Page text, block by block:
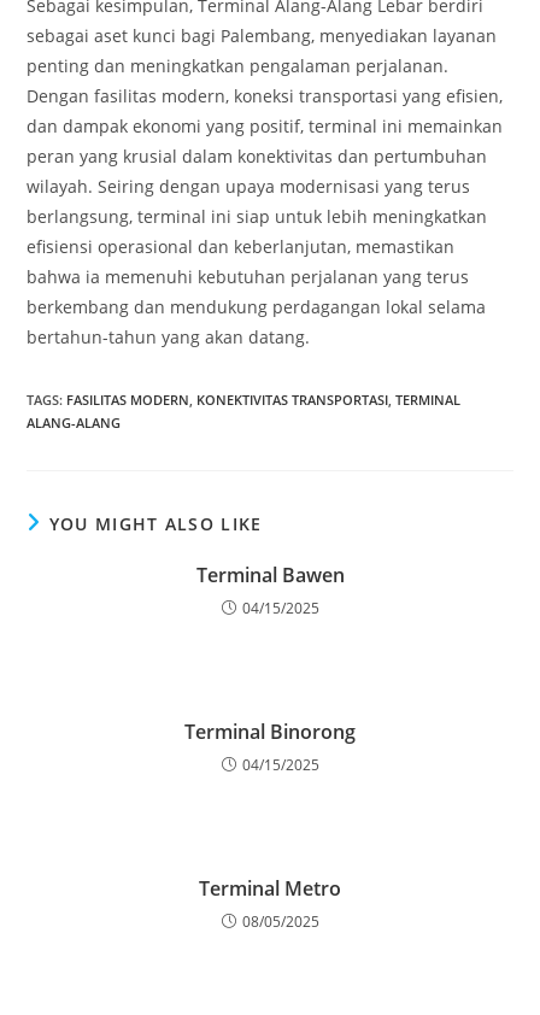
Sebagai kesimpulan, Terminal Alang-Alang Lebar berdiri
sebagai aset kunci bagi Palembang, menyediakan layanan
penting dan meningkatkan pengalaman perjalanan.
Dengan fasilitas modern, koneksi transportasi yang efisien,
dan dampak ekonomi yang positif, terminal ini memainkan
peran yang krusial dalam konektivitas dan pertumbuhan
wilayah. Seiring dengan upaya modernisasi yang terus
berlangsung, terminal ini siap untuk lebih meningkatkan
efisiensi operasional dan keberlanjutan, memastikan
bahwa ia memenuhi kebutuhan perjalanan yang terus
berkembang dan mendukung perdagangan lokal selama
bertahun-tahun yang akan datang.
TAGS: FASILITAS MODERN, KONEKTIVITAS TRANSPORTASI, TERMINAL
ALANG-ALANG
YOU MIGHT ALSO LIKE
Terminal Bawen
04/15/2025
Terminal Binorong
04/15/2025
Terminal Metro
08/05/2025